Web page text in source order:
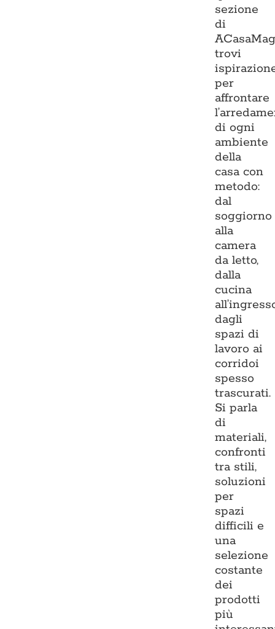
sezione
di
trovi
per
affrontare
di ogni
ambiente
della
casa con
metodo:
dal
soggiorno
alla
camera
da letto,
dalla
cucina
dagli
spazi di
lavoro ai
corridoi
spesso
trascurati.
Si parla
di
materiali,
confronti
tra stili,
soluzioni
per
spazi
difficili e
una
selezione
costante
dei
prodotti
più